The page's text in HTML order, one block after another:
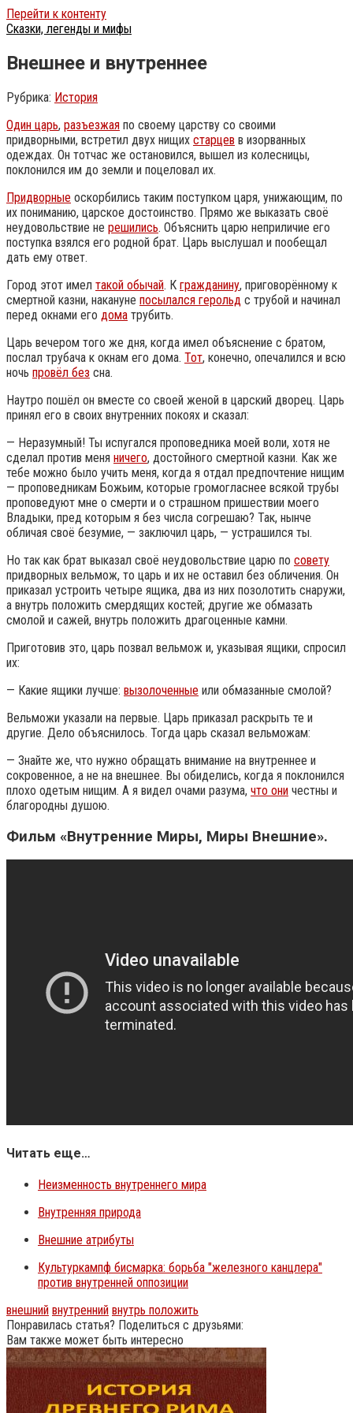
Перейти к контенту
Сказки, легенды и мифы
Внешнее и внутреннее
Рубрика: История
Один царь, разъезжая по своему царству со своими
придворными, встретил двух нищих старцев в изорванных
одеждах. Он тотчас же остановился, вышел из колесницы,
поклонился им до земли и поцеловал их.
Придворные оскорбились таким поступком царя, унижающим, по
их пониманию, царское достоинство. Прямо же выказать своё
неудовольствие не решились. Объяснить царю неприличие его
поступка взялся его родной брат. Царь выслушал и пообещал
дать ему ответ.
Город этот имел такой обычай. К гражданину, приговорённому к
смертной казни, накануне посылался герольд с трубой и начинал
перед окнами его дома трубить.
Царь вечером того же дня, когда имел объяснение с братом,
послал трубача к окнам его дома. Тот, конечно, опечалился и всю
ночь провёл без сна.
Наутро пошёл он вместе со своей женой в царский дворец. Царь
принял его в своих внутренних покоях и сказал:
— Неразумный! Ты испугался проповедника моей воли, хотя не
сделал против меня ничего, достойного смертной казни. Как же
тебе можно было учить меня, когда я отдал предпочтение нищим
— проповедникам Божьим, которые громогласнее всякой трубы
проповедуют мне о смерти и о страшном пришествии моего
Владыки, пред которым я без числа согрешаю? Так, нынче
обличая своё безумие, — заключил царь, — устрашился ты.
Но так как брат выказал своё неудовольствие царю по совету
придворных вельмож, то царь и их не оставил без обличения. Он
приказал устроить четыре ящика, два из них позолотить снаружи,
а внутрь положить смердящих костей; другие же обмазать
смолой и сажей, внутрь положить драгоценные камни.
Приготовив это, царь позвал вельмож и, указывая ящики, спросил
их:
— Какие ящики лучше: вызолоченные или обмазанные смолой?
Вельможи указали на первые. Царь приказал раскрыть те и
другие. Дело объяснилось. Тогда царь сказал вельможам:
— Знайте же, что нужно обращать внимание на внутреннее и
сокровенное, а не на внешнее. Вы обиделись, когда я поклонился
плохо одетым нищим. А я видел очами разума, что они честны и
благородны душою.
Фильм «Внутренние Миры, Миры Внешние».
Читать еще…
Неизменность внутреннего мира
Внутренняя природа
Внешние атрибуты
Культуркампф бисмарка: борьба "железного канцлера"
против внутренней оппозиции
внешний внутренний внутрь положить
Понравилась статья? Поделиться с друзьями:
Вам также может быть интересно